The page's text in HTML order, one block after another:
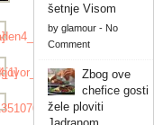
šetnje Visom
by glamour- No
Comment
Zbog ove
chefice gosti
žele ploviti